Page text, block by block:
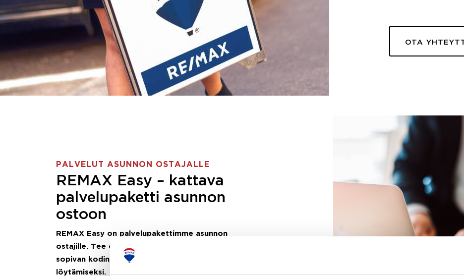
OTA
PALVELUT ASUNNON OSTAJALLE
REMAX Easy – kattava
palvelupaketti asunnon
ostoon
REMAX Easy on palvelupakettimme asunnon
ostajille. Tee ostotoimeksianto ja etsimme juuri sinulle
sopivan kodin, eikä sinun tarvitse nähdä vaivaa sen
löytämiseksi.